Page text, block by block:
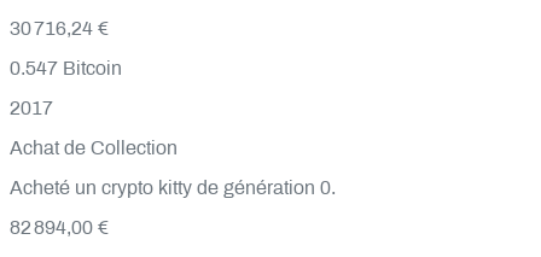
30 716,24 €
0.547 Bitcoin
2017
Achat de Collection
Acheté un crypto kitty de génération 0.
82 894,00 €